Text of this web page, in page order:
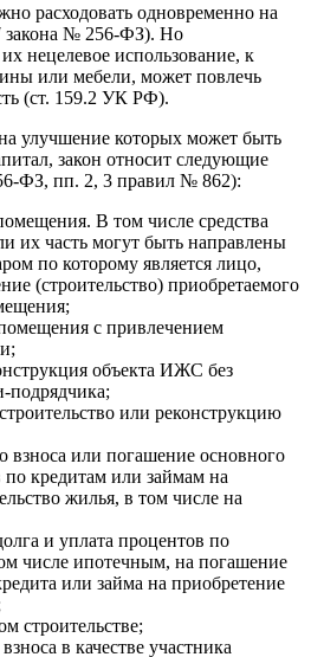
расходовать одновременно на
закона № 256-ФЗ). Но
нецелевое использование, к
или мебели, может повлечь
(ст. 159.2 УК РФ).
улучшение которых может быть
закон относит следующие
ФЗ, пп. 2, 3 правил № 862):
В том числе средства
их часть могут быть направлены
по которому является лицо,
(строительство) приобретаемого
с привлечением
объекта ИЖС без
подрядчика;
или реконструкцию
взноса или погашение основного
по кредитам или займам на
жилья, в том числе на
и уплата процентов по
числе ипотечным, на погашение
или займа на приобретение
строительстве;
в качестве участника